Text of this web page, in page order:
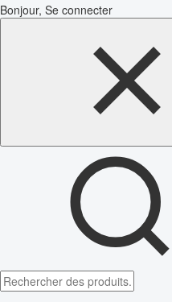
Bonjour, Se connecter